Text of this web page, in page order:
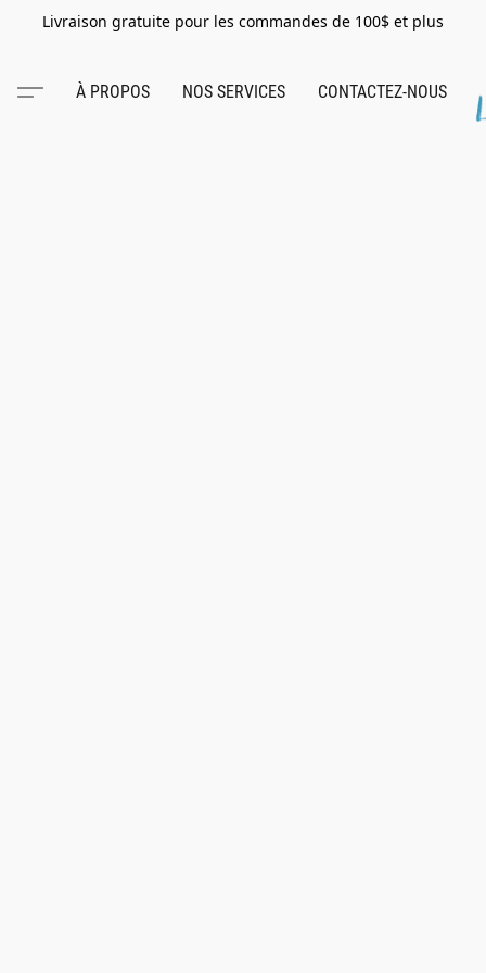
Livraison gratuite pour les commandes de 100$ et plus
À PROPOS NOS SERVICES CONTACTEZ-NOUS